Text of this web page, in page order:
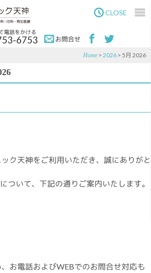
電話をかける
6753 お問合せ
CLOSE
Home > 2026 > 5月 2026
ク天神をご利用いただき、誠にありがと
ついて、下記の通りご案内いたします。
お電話およびWEBでのお問合せ対応も